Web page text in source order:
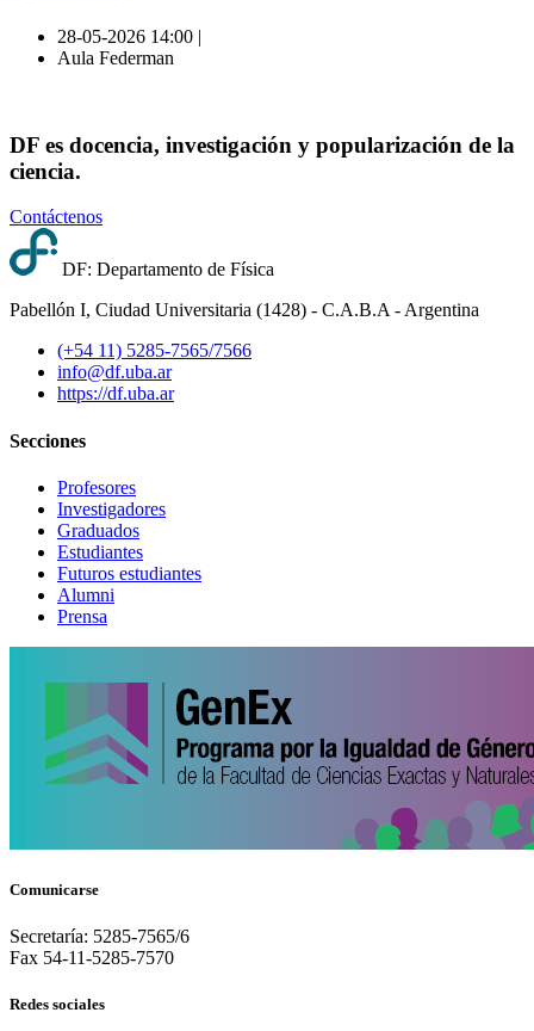
28-05-2026 14:00 |
Aula Federman
DF es docencia, investigación y popularización de la
ciencia.
Contáctenos
DF: Departamento de Física
Pabellón I, Ciudad Universitaria (1428) - C.A.B.A - Argentina
(+54 11) 5285-7565/7566
info@df.uba.ar
https://df.uba.ar
Secciones
Profesores
Investigadores
Graduados
Estudiantes
Futuros estudiantes
Alumni
Prensa
Comunicarse
Secretaría: 5285-7565/6
Fax 54-11-5285-7570
Redes sociales